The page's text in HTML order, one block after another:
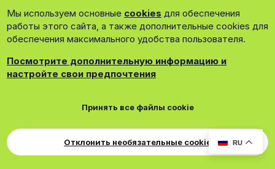
RU
Зарегистрироваться сейчас!
DohTheme
Cookies Russian Обратная связь
Поддержка
Для правообладателей
EN Soundmain
Условия и правила
Политика конфиденциальности
Мы используем основные cookies для обеспечения
работы этого сайта, а также дополнительные cookies для
обеспечения максимального удобства пользователя.
Посмотрите дополнительную информацию и
настройте свои предпочтения
Принять все файлы cookie
Отклонить необязательные cookie